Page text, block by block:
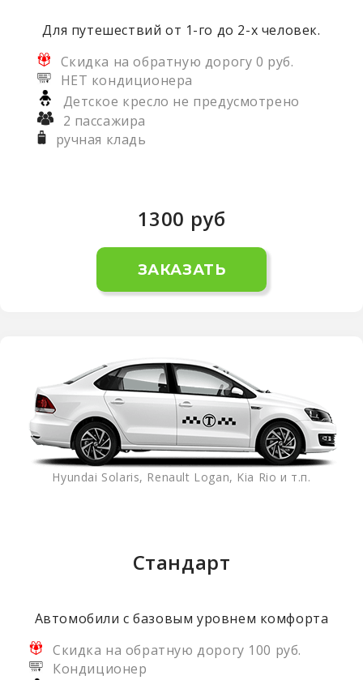
Для путешествий от 1-го до 2-х человек.
Скидка на обратную дорогу 0 руб.
НЕТ кондиционера
Детское кресло не предусмотрено
2 пассажира
ручная кладь
1300 руб
ЗАКАЗАТЬ
Hyundai Solaris, Renault Logan, Kia Rio и т.п.
Стандарт
Автомобили с базовым уровнем комфорта
Скидка на обратную дорогу 100 руб.
Кондиционер